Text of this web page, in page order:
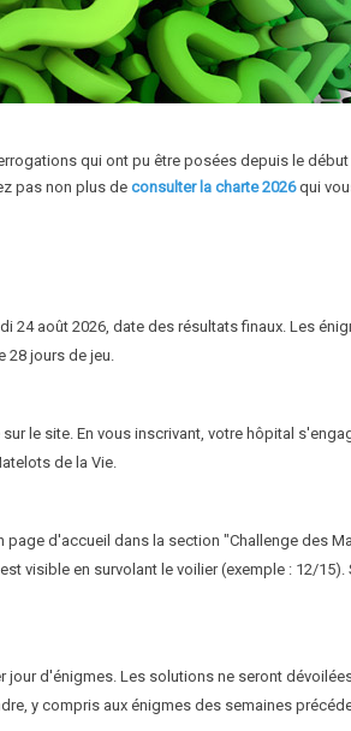
qui ont pu être posées depuis le
pas non plus de consulter la charte 2026qui
24 août 2026, date des résultats finaux. Les
28 jours de jeu.
le site. En vous inscrivant, votre hôpital
de la Vie.
d'accueil dans la section "Challenge des
visible en survolant le voilier (exemple : 12/15).
jour d'énigmes. Les solutions ne seront
y compris aux énigmes des semaines